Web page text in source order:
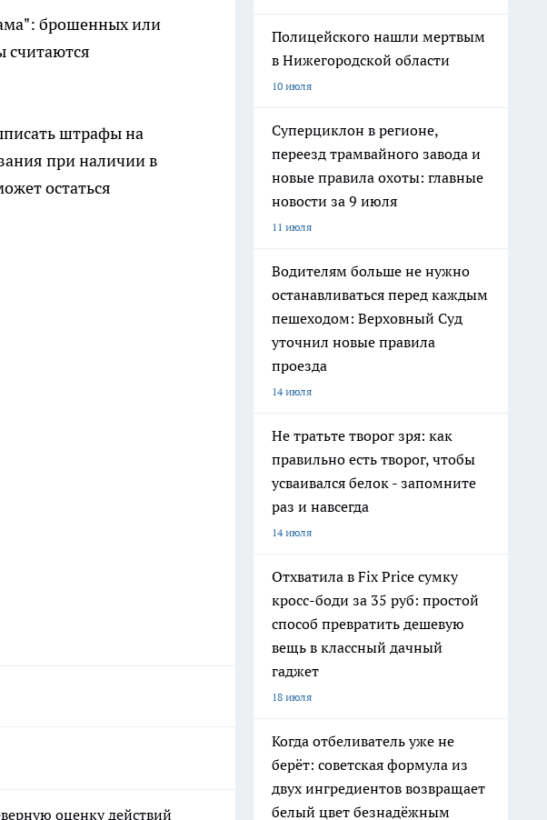
брошенных или
штрафы на
при наличии в
остаться
оценку действий
Полицейского нашли мертвым
в Нижегородской области
10 июля
Суперциклон в регионе,
переезд трамвайного завода и
новые правила охоты: главные
новости за 9 июля
11 июля
Водителям больше не нужно
останавливаться перед каждым
пешеходом: Верховный Суд
уточнил новые правила
проезда
14 июля
Не тратьте творог зря: как
правильно есть творог, чтобы
усваивался белок - запомните
раз и навсегда
14 июля
Отхватила в Fix Price сумку
кросс-боди за 35 руб: простой
способ превратить дешевую
вещь в классный дачный
гаджет
18 июля
Когда отбеливатель уже не
берёт: советская формула из
двух ингредиентов возвращает
белый цвет безнадёжным